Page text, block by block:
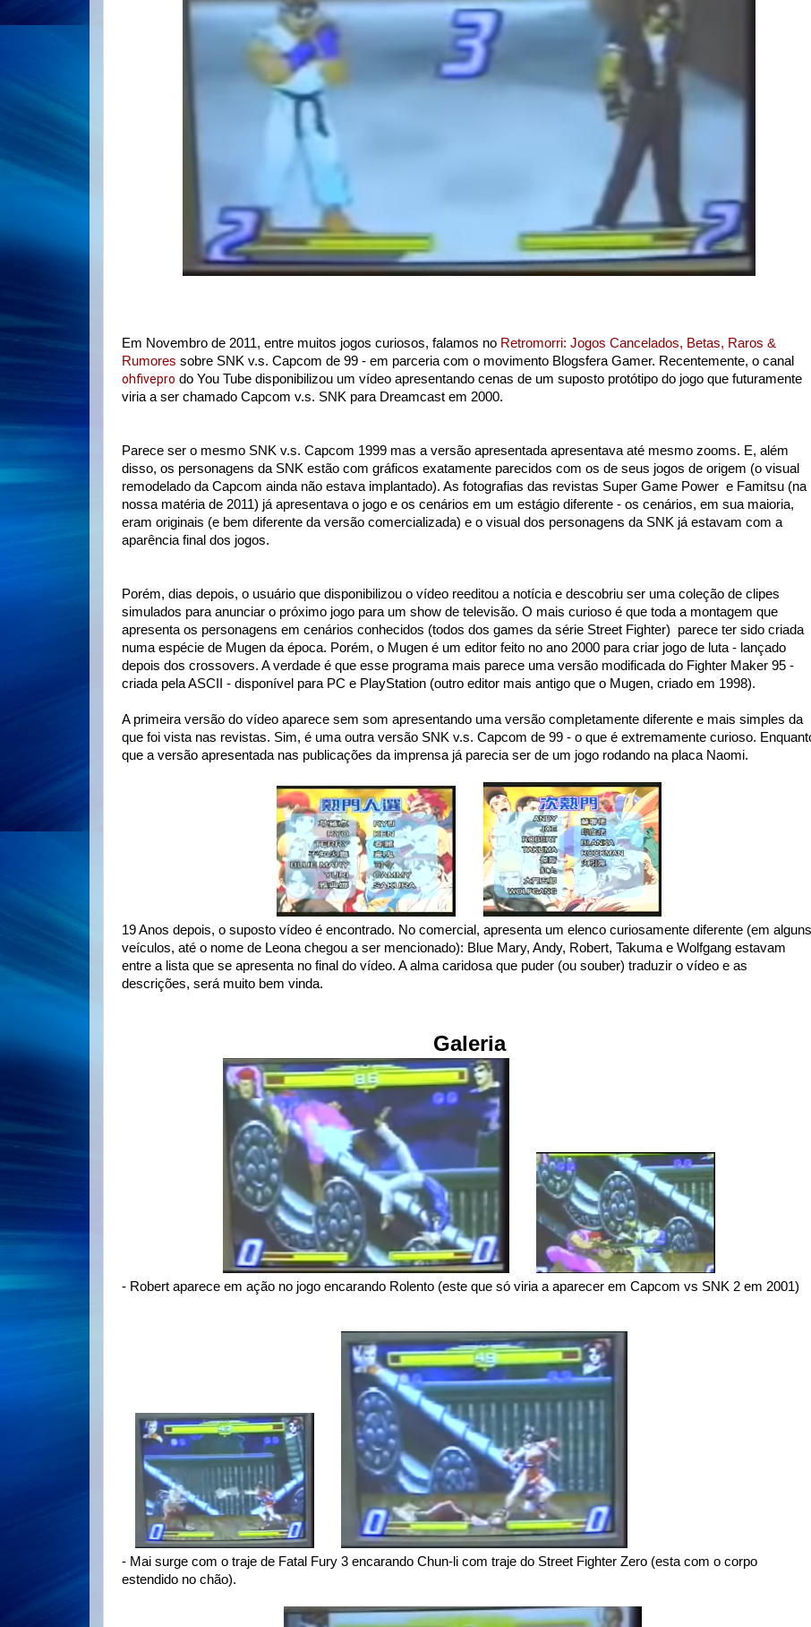
Em Novembro de 2011, entre muitos jogos curiosos, falamos no Retromorri: Jogos Cancelados, Betas, Raros &
Rumores sobre SNK v.s. Capcom de 99 - em parceria com o movimento Blogsfera Gamer. Recentemente, o canal
ohfivepro do You Tube disponibilizou um vídeo apresentando cenas de um suposto protótipo do jogo que futuramente
viria a ser chamado Capcom v.s. SNK para Dreamcast em 2000.
Parece ser o mesmo SNK v.s. Capcom 1999 mas a versão apresentada apresentava até mesmo zooms. E, além
disso, os personagens da SNK estão com gráficos exatamente parecidos com os de seus jogos de origem (o visual
remodelado da Capcom ainda não estava implantado). As fotografias das revistas Super Game Power e Famitsu (na
nossa matéria de 2011) já apresentava o jogo e os cenários em um estágio diferente - os cenários, em sua maioria,
eram originais (e bem diferente da versão comercializada) e o visual dos personagens da SNK já estavam com a
aparência final dos jogos.
Porém, dias depois, o usuário que disponibilizou o vídeo reeditou a notícia e descobriu ser uma coleção de clipes
simulados para anunciar o próximo jogo para um show de televisão. O mais curioso é que toda a montagem que
apresenta os personagens em cenários conhecidos (todos dos games da série Street Fighter) parece ter sido criada
numa espécie de Mugen da época. Porém, o Mugen é um editor feito no ano 2000 para criar jogo de luta - lançado
depois dos crossovers. A verdade é que esse programa mais parece uma versão modificada do Fighter Maker 95 -
criada pela ASCII - disponível para PC e PlayStation (outro editor mais antigo que o Mugen, criado em 1998).
A primeira versão do vídeo aparece sem som apresentando uma versão completamente diferente e mais simples da
que foi vista nas revistas. Sim, é uma outra versão SNK v.s. Capcom de 99 - o que é extremamente curioso.
que a versão apresentada nas publicações da imprensa já parecia ser de um jogo rodando na placa Naomi.
19 Anos depois, o suposto vídeo é encontrado. No comercial, apresenta um elenco curiosamente diferente (em alguns
veículos, até o nome de Leona chegou a ser mencionado): Blue Mary, Andy, Robert, Takuma e Wolfgang estavam
entre a lista que se apresenta no final do vídeo. A alma caridosa que puder (ou souber) traduzir o vídeo e as
descrições, será muito bem vinda.
Galeria
- Robert aparece em ação no jogo encarando Rolento (este que só viria a aparecer em Capcom vs SNK 2 em 2001)
- Mai surge com o traje de Fatal Fury 3 encarando Chun-li com traje do Street Fighter Zero (esta com o corpo
estendido no chão).